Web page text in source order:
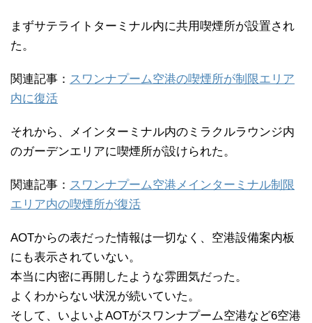
まずサテライトターミナル内に共用喫煙所が設置され
た。
関連記事： スワンナプーム空港の喫煙所が制限エリア
内に復活
それから、メインターミナル内のミラクルラウンジ内
のガーデンエリアに喫煙所が設けられた。
関連記事： スワンナプーム空港メインターミナル制限
エリア内の喫煙所が復活
AOTからの表だった情報は一切なく、空港設備案内板
にも表示されていない。
本当に内密に再開したような雰囲気だった。
よくわからない状況が続いていた。
そして、いよいよAOTがスワンナプーム空港など6空港